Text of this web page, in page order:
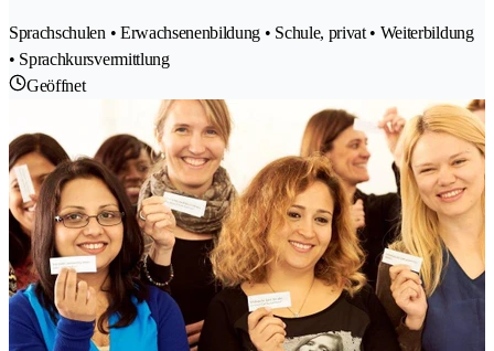
Sprachschulen • Erwachsenenbildung • Schule, privat • Weiterbildung
• Sprachkursvermittlung
Geöffnet